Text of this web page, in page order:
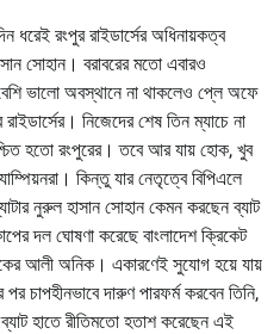
ধরেই রংপুর রাইডার্সের অধিনায়কত্ব
সোহান। বরাবরের মতো এবারও
ভালো অবস্থানে না থাকলেও প্লে অফে
নিজেদের শেষ তিন ম্যাচে না
হতো রংপুরের। তবে আর যায় হোক, খুব
কিন্তু যার নেতৃত্বে বিপিএলে
নুরুল হাসান সোহান কেমন করছেন ব্যাট
দল ঘোষণা করেছে বাংলাদেশ ক্রিকেট
আলী অনিক। একারণেই সুযোগ হয়ে যায়
চাপহীনভাবে দারুণ পারফর্ম করবেন তিনি,
হাতে রীতিমতো হতাশ করেছেন এই